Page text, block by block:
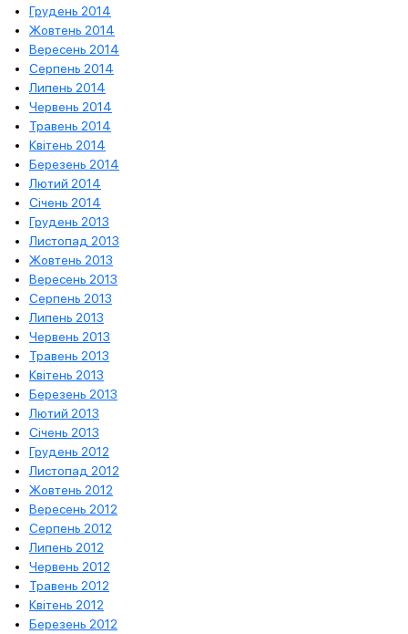
Грудень 2014
Жовтень 2014
Вересень 2014
Серпень 2014
Липень 2014
Червень 2014
Травень 2014
Квітень 2014
Березень 2014
Лютий 2014
Січень 2014
Грудень 2013
Листопад 2013
Жовтень 2013
Вересень 2013
Серпень 2013
Липень 2013
Червень 2013
Травень 2013
Квітень 2013
Березень 2013
Лютий 2013
Січень 2013
Грудень 2012
Листопад 2012
Жовтень 2012
Вересень 2012
Серпень 2012
Липень 2012
Червень 2012
Травень 2012
Квітень 2012
Березень 2012